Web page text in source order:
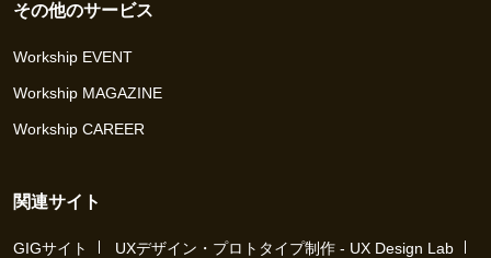
その他のサービス
Workship EVENT
Workship MAGAZINE
Workship CAREER
関連サイト
GIGサイト
UXデザイン・プロトタイプ制作 - UX Design Lab